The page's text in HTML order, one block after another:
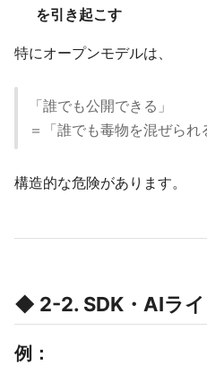
を引き起こす
特にオープンモデルは、
「誰でも公開できる」
＝「誰でも毒物を混ぜられ
構造的な危険があります。
◆ 2-2. SDK・AIラ
例：